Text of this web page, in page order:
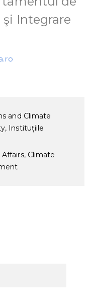
Integrare
and Climate
Instituțiile
Climate